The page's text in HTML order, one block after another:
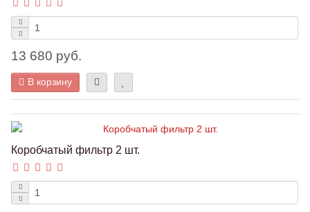
13 680 руб.
В корзину
Коробчатый фильтр 2 шт.